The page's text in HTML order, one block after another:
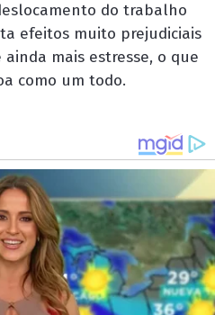
do trabalho
efeitos muito prejudiciais
ainda mais estresse, o que
como um todo.